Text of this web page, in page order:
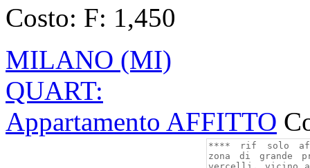
Costo: F: 1,450
MILANO (MI)
QUART:
Appartamento AFFITTO